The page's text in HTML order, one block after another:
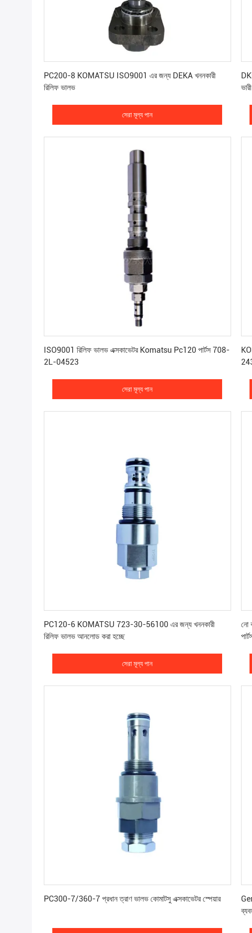
PC200-8 KOMATSU ISO9001 এর জন্য DEKA খননকারী
রিলিফ ভালভ
সেরা মূল্য পান
ISO9001 রিলিফ ভালভ এক্সকাভেটর Komatsu Pc120 পার্টস 708-
2L-04523
সেরা মূল্য পান
PC120-6 KOMATSU 723-30-56100 এর জন্য খননকারী
রিলিফ ভালভ আনলোড করা হচ্ছে
সেরা মূল্য পান
নো
PC300-7/360-7 প্রধান ত্রাণ ভালভ কোমাটসু এক্সকাভেটর স্পেয়ার